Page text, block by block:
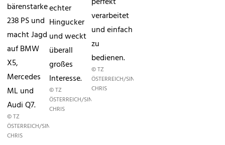
bärenstarke
238 PS und
macht Jagd
auf BMW
X5,
Mercedes
ML und
Audi Q7.
© TZ
ÖSTERREICH/SINGER
CHRIS
echter
Hingucker
und weckt
überall
großes
Interesse.
© TZ
ÖSTERREICH/SINGER
CHRIS
verarbeitet
und einfach
zu
bedienen.
© TZ
ÖSTERREICH/SINGER
CHRIS